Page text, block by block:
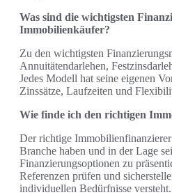
Was sind die wichtigsten
Immobilienkäufer?
Zu den wichtigsten
Annuitätendarlehen,
Jedes Modell hat seine eigenen
Zinssätze, Laufzeiten und
Wie finde ich den richtigen
Der richtige
Branche haben und in der Lage
Finanzierungsoptionen zu
Referenzen prüfen und
individuellen Bedürfnisse versteht.